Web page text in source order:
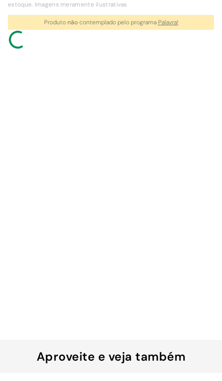
estoque. Imagens meramente ilustrativas
Produto nãocontemplado pelo programa Palavra!
Aproveite e veja também